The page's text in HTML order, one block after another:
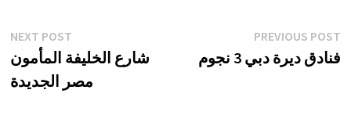
تصفّح
المقالات
PREVIOUS POST
Previous
post:فنادق ديرة دبي 3 نجوم
NEXT POST
شارع الخليفة المأمون
مصر الجديدة